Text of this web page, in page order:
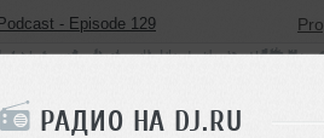
РАДИО НА DJ.RU
- Episode 129
(в 2 плейлистах)